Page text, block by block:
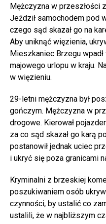
Mężczyzna w przeszłości
Jeździł samochodem pod
czego sąd skazał go na
Aby uniknąć więzienia,
Mieszkaniec Brzegu
majowego urlopu w kraju.
w więzieniu.
29-letni mężczyzna był
gończym. Mężczyzna w
drogowe. Kierował
za co sąd skazał go karą
postanowił jednak uciec
i ukryć się poza granicami
Kryminalni z brzeskiej
poszukiwaniem osób
czynności, by ustalić co
ustalili, że w najbliższym